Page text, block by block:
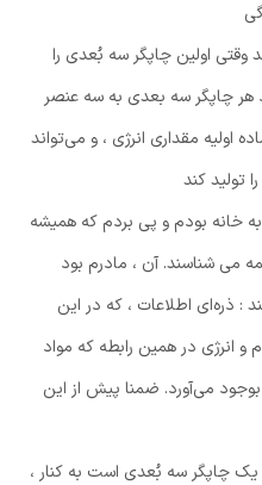
وقتی اولین چاپگر سه بُعدی را
هر چاپگر سه بعدی به سه عنصر
اولیه مقداری انرژی ، و می‌تواند
تولید کند
خانه بودم و پی بردم که همیشه
می شناسند. آن ، مادرم بود
: ذره‌ای اطلاعات ، که در این
انرژی در همین رابطه که مواد
بوجود می‌آورد. ضمنا پیش از این
یک چاپگر سه بُعدی است به کنار ،